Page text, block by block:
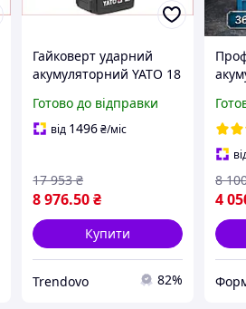
Гайковерт ударний
акумуляторний YATO 18
автосервісу та
будівництва
Готово до відправки
від 1496₴/міс
8 976.50₴
17 953 ₴
Купити
Trendovo 82%
4
8